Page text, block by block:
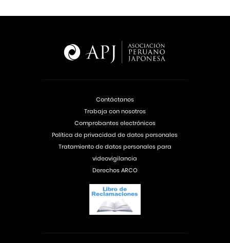
Contáctanos
Trabaja con nosotros
Comprobantes electrónicos
Política de privacidad de datos personales
Tratamiento de datos personales para
videovigilancia
Derechos ARCO